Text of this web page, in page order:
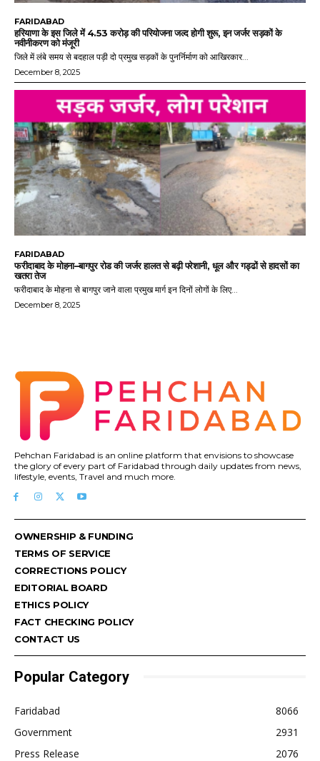
FARIDABAD
हरियाणा के इस जिले में 4.53 करोड़ की परियोजना जल्द होगी शुरू, इन जर्जर सड़कों के
नवीनीकरण को मंजूरी
जिले में लंबे समय से बदहाल पड़ी दो प्रमुख सड़कों के पुनर्निर्माण को आखिरकार...
December 8, 2025
FARIDABAD
फरीदाबाद के मोहना–बागपुर रोड की जर्जर हालत से बढ़ी परेशानी, धूल और गड्ढों से हादसों का
खतरा तेज
फरीदाबाद के मोहना से बागपुर जाने वाला प्रमुख मार्ग इन दिनों लोगों के लिए...
December 8, 2025
Pehchan Faridabad is an online platform that envisions to showcase
the glory of every part of Faridabad through daily updates from news,
lifestyle, events, Travel and much more.
OWNERSHIP & FUNDING
TERMS OF SERVICE
CORRECTIONS POLICY
EDITORIAL BOARD
ETHICS POLICY
FACT CHECKING POLICY
CONTACT US
Popular Category
Faridabad
8066
Government
2931
Press Release
2076